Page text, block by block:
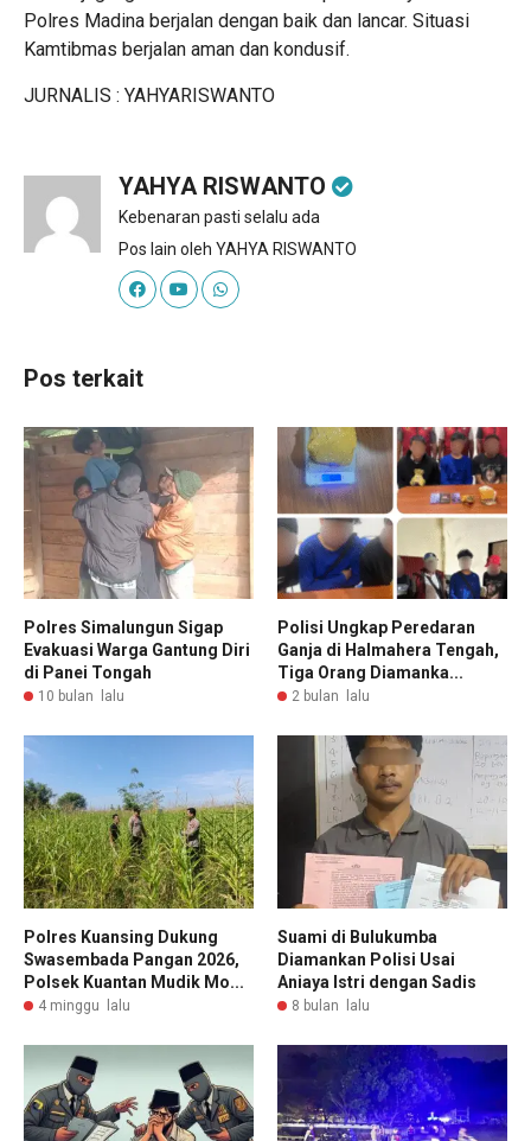
Polres Madina berjalan dengan baik dan lancar. Situasi
Kamtibmas berjalan aman dan kondusif.
JURNALIS : YAHYARISWANTO
YAHYA RISWANTO
Kebenaran pasti selalu ada
Pos lain oleh YAHYA RISWANTO
Pos terkait
Polres Simalungun Sigap
Evakuasi Warga Gantung Diri
di Panei Tongah
10 bulan lalu
Polisi Ungkap Peredaran
Ganja di Halmahera Tengah,
Tiga Orang Diamanka...
2 bulan lalu
Polres Kuansing Dukung
Swasembada Pangan 2026,
Polsek Kuantan Mudik Mo...
4 minggu lalu
Suami di Bulukumba
Diamankan Polisi Usai
Aniaya Istri dengan Sadis
8 bulan lalu